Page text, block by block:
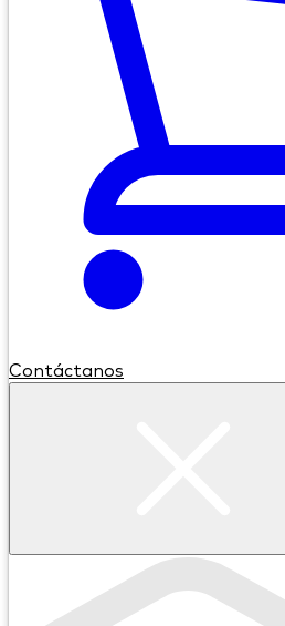
Contáctanos